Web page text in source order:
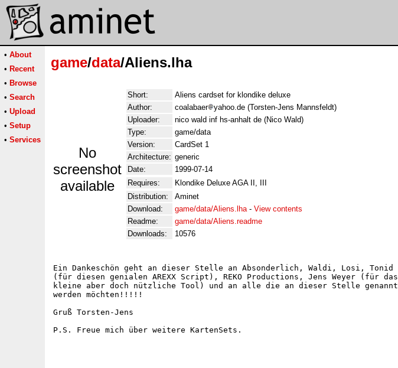
• About
• Recent
• Browse
• Search
• Upload
• Setup
• Services
game/data/Aliens.lha
No
screenshot
available
Short:
Aliens cardset for klondike deluxe
Author:
coalabaer
yahoo.de (Torsten-Jens Mannsfeldt)
Uploader:
nico wald inf hs-anhalt de (Nico Wald)
Type:
game/data
Version:
CardSet 1
Architecture: generic
Date:
1999-07-14
Requires:
Klondike Deluxe AGA II, III
Distribution:
Aminet
Download:
game/data/Aliens.lha- View contents
Readme:
game/data/Aliens.readme
Downloads:
10576
Ein Dankeschön geht an dieser Stelle an Absonderlich, Waldi, Losi, Tonid
(für diesen genialen AREXX Script), REKO Productions, Jens Weyer (für das
kleine aber doch nützliche Tool) und an alle die an dieser Stelle genannt
werden möchten!!!!!
Gruß Torsten-Jens
P.S. Freue mich über weitere KartenSets.